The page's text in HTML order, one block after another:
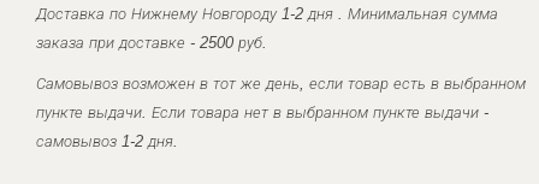
Доставка по Нижнему Новгороду 1-2 дня . Минимальная сумма
заказа при доставке - 2500 руб.
Самовывоз возможен в тот же день, если товар есть в выбранном
пункте выдачи. Если товара нет в выбранном пункте выдачи -
самовывоз 1-2 дня.